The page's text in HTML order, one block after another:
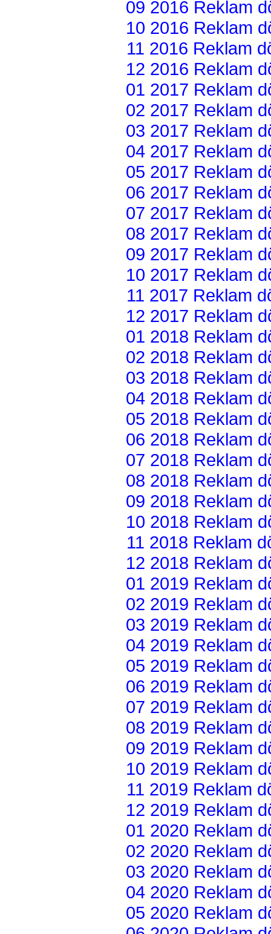
09 2016 Reklam
10 2016 Reklam
11 2016 Reklam
12 2016 Reklam
01 2017 Reklam
02 2017 Reklam
03 2017 Reklam
04 2017 Reklam
05 2017 Reklam
06 2017 Reklam
07 2017 Reklam
08 2017 Reklam
09 2017 Reklam
10 2017 Reklam
11 2017 Reklam
12 2017 Reklam
01 2018 Reklam
02 2018 Reklam
03 2018 Reklam
04 2018 Reklam
05 2018 Reklam
06 2018 Reklam
07 2018 Reklam
08 2018 Reklam
09 2018 Reklam
10 2018 Reklam
11 2018 Reklam
12 2018 Reklam
01 2019 Reklam
02 2019 Reklam
03 2019 Reklam
04 2019 Reklam
05 2019 Reklam
06 2019 Reklam
07 2019 Reklam
08 2019 Reklam
09 2019 Reklam
10 2019 Reklam
11 2019 Reklam
12 2019 Reklam
01 2020 Reklam
02 2020 Reklam
03 2020 Reklam
04 2020 Reklam
05 2020 Reklam